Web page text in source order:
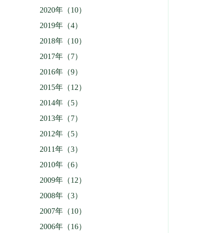
2020年（10）
2019年（4）
2018年（10）
2017年（7）
2016年（9）
2015年（12）
2014年（5）
2013年（7）
2012年（5）
2011年（3）
2010年（6）
2009年（12）
2008年（3）
2007年（10）
2006年（16）